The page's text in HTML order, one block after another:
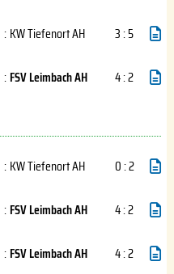
: KW Tiefenort AH
3 : 5
: FSV Leimbach AH 4 : 2
: KW Tiefenort AH
0 : 2
: FSV Leimbach AH
4 : 2
: FSV Leimbach AH
4 : 2